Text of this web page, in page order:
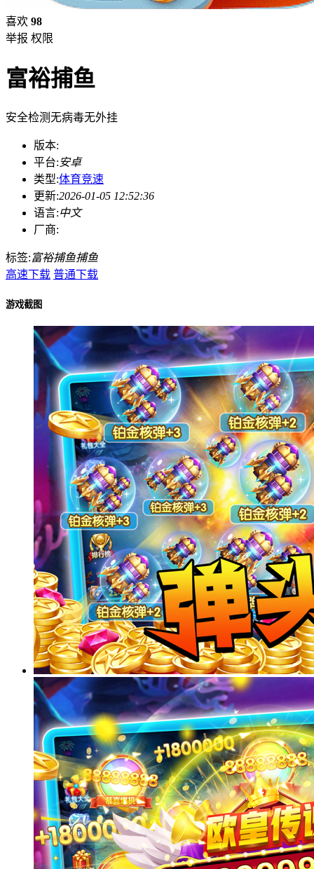
喜欢 98
举报 权限
富裕捕鱼
安全检测无病毒无外挂
版本:
平台:安卓
类型:体育竞速
更新:2026-01-05 12:52:36
语言:中文
厂商:
标签:富裕捕鱼捕鱼
高速下载 普通下载
游戏截图